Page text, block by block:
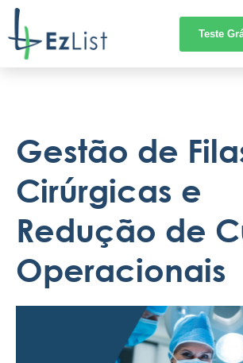
Teste
Gestão de
Cirúrgicas e
Redução de
Operacionais